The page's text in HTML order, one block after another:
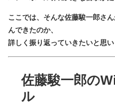
ここでは、そんな佐藤駿一郎さ
んできたのか、
詳しく振り返っていきたいと思い
佐藤駿一郎の
ル